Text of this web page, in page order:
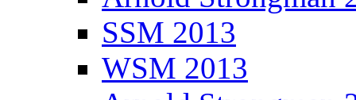
SSM 2013
WSM 2013